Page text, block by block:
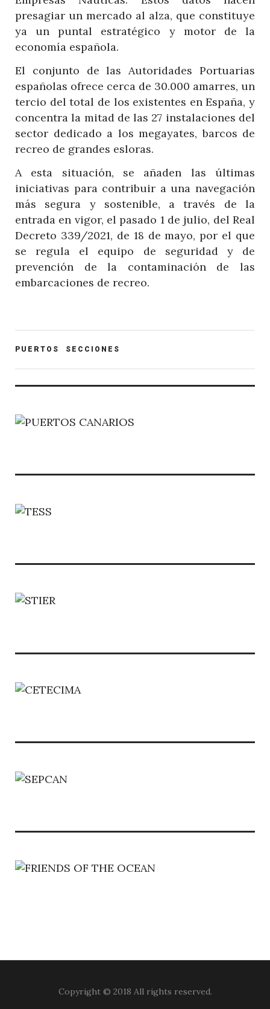
presagiar un mercado al alza, que constituye
ya un puntal estratégico y motor de la
economía española.
El conjunto de las Autoridades Portuarias
españolas ofrece cerca de 30.000 amarres, un
tercio del total de los existentes en España, y
concentra la mitad de las 27 instalaciones del
sector dedicado a los megayates, barcos de
recreo de grandes esloras.
A esta situación, se añaden las últimas
iniciativas para contribuir a una navegación
más segura y sostenible, a través de la
entrada en vigor, el pasado 1 de julio, del Real
Decreto 339/2021, de 18 de mayo, por el que
se regula el equipo de seguridad y de
prevención de la contaminación de las
embarcaciones de recreo.
POST
PUERTOS SECCIONES
Copyright © 2018 All rights reserved.